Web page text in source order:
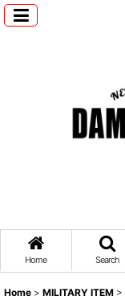
Home Search
Home > MILITARY ITEM >